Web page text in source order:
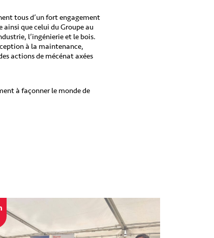
tous d’un fort engagement
que celui du Groupe au
l’ingénierie et le bois.
à la maintenance,
actions de mécénat axées
à façonner le monde de